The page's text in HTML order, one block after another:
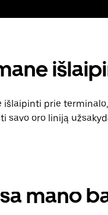
išlaipinti prie
savo oro liniją
mano